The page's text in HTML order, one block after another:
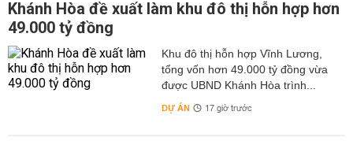
Khánh Hòa đề xuất làm khu đô thị hỗn hợp hơn
49.000 tỷ đồng
Khu đô thị hỗn hợp Vĩnh Lương,
tổng vốn hơn 49.000 tỷ đồng vừa
được UBND Khánh Hòa trình...
DỰ ÁN 17 giờ trước